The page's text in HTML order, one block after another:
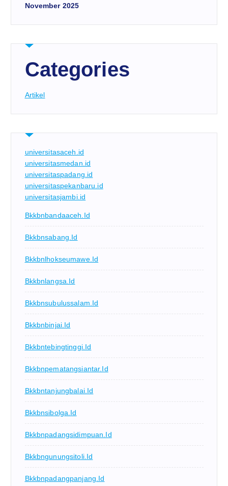
November 2025
Categories
Artikel
universitasaceh.id
universitasmedan.id
universitaspadang.id
universitaspekanbaru.id
universitasjambi.id
Bkkbnbandaaceh.id
Bkkbnsabang.id
Bkkbnlhokseumawe.id
Bkkbnlangsa.id
Bkkbnsubulussalam.id
Bkkbnbinjai.id
Bkkbntebingtinggi.id
Bkkbnpematangsiantar.id
Bkkbntanjungbalai.id
Bkkbnsibolga.id
Bkkbnpadangsidimpuan.id
Bkkbngunungsitoli.id
Bkkbnpadangpanjang.id